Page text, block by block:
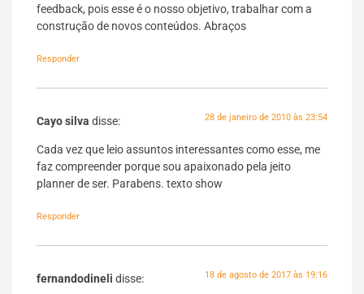
feedback, pois esse é o nosso objetivo, trabalhar com a
construção de novos conteúdos. Abraços
Responder
Cayo silva disse: 28 de janeiro de 2010 às 23:54
Cada vez que leio assuntos interessantes como esse, me
faz compreender porque sou apaixonado pela jeito
planner de ser. Parabens. texto show
Responder
fernandodineli disse: 18 de agosto de 2017 às 19:16